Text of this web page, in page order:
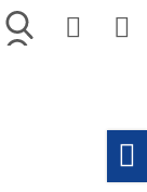
Merkliste